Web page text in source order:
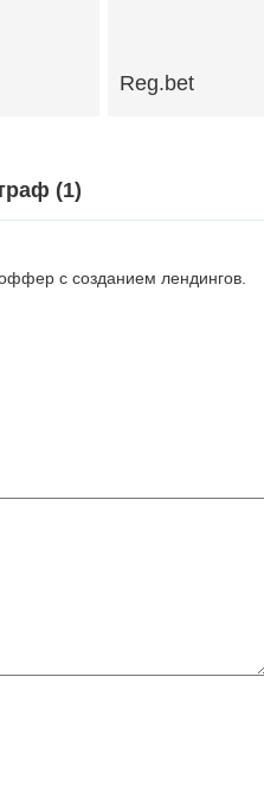
Reg.bet
(1)
с созданием лендингов.